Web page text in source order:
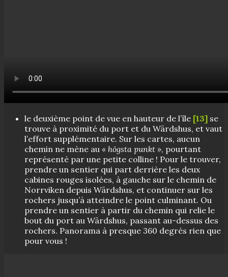
le deuxième point de vue en hauteur de l’île [13] se
trouve à proximité du port et du Wärdshus, et vaut
l’effort supplémentaire. Sur les cartes, aucun
chemin ne mène au « högsta punkt », pourtant
représenté par une petite colline ! Pour le trouver,
prendre un sentier qui part derrière les deux
cabines rouges isolées, à gauche sur le chemin de
Norrviken depuis Wärdshus, et continuer sur les
rochers jusqu’à atteindre le point culminant. Ou
prendre un sentier à partir du chemin qui relie le
bout du port au Wärdshus, passant au-dessus des
rochers. Panorama à presque 360 degrés rien que
pour vous !